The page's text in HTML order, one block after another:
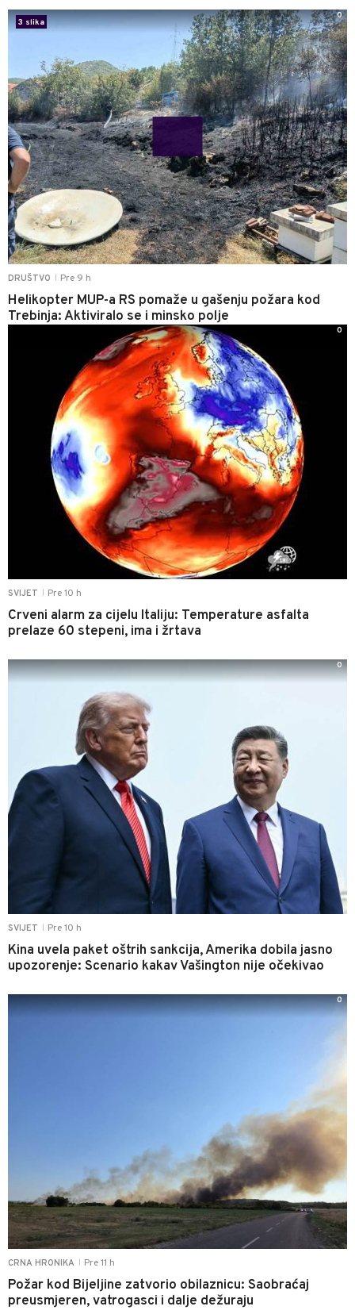
DRUŠTVO Pre 9 h
Helikopter MUP-a RS pomaže u gašenju požara kod
Trebinja: Aktiviralo se i minsko polje
3 slika
0
SVIJET Pre 10 h
Crveni alarm za cijelu Italiju: Temperature asfalta
prelaze 60 stepeni, ima i žrtava
0
SVIJET Pre 10 h
Kina uvela paket oštrih sankcija, Amerika dobila jasno
upozorenje: Scenario kakav Vašington nije očekivao
0
CRNA HRONIKA Pre 11 h
Požar kod Bijeljine zatvorio obilaznicu: Saobraćaj
preusmjeren, vatrogasci i dalje dežuraju
0